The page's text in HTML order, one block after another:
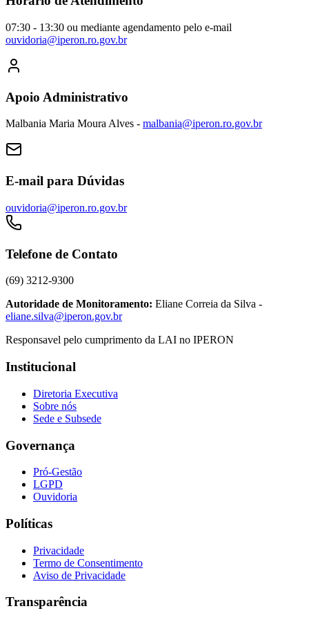
07:30 - 13:30 ou mediante agendamento pelo e-mail
ouvidoria@iperon.ro.gov.br
Apoio Administrativo
Malbania Maria Moura Alves - malbania@iperon.ro.gov.br
E-mail para Dúvidas
ouvidoria@iperon.ro.gov.br
Telefone de Contato
(69) 3212-9300
Autoridade de Monitoramento: Eliane Correia da Silva -
eliane.silva@iperon.gov.br
Responsavel pelo cumprimento da LAI no IPERON
Institucional
Diretoria Executiva
Sobre nós
Sede e Subsede
Governança
Pró-Gestão
LGPD
Ouvidoria
Políticas
Privacidade
Termo de Consentimento
Aviso de Privacidade
Transparência